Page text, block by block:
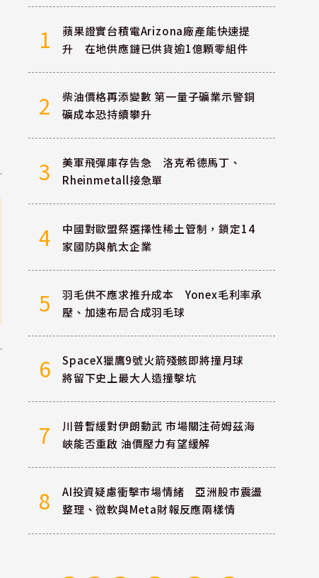
1
蘋果證實台積電Arizona廠產能快速提
升 在地供應鏈已供貨逾1億顆零組件
2
柴油價格再添變數 第一量子礦業示警銅
礦成本恐持續攀升
3
美軍飛彈庫存告急 洛克希德馬丁、
Rheinmetall接急單
4
中國對歐盟祭選擇性稀土管制，鎖定14
家國防與航太企業
5
羽毛供不應求推升成本 Yonex毛利率承
壓、加速布局合成羽毛球
6
SpaceX獵鷹9號火箭殘骸即將撞月球
將留下史上最大人造撞擊坑
7
川普暫緩對伊朗動武 市場關注荷姆茲海
峽能否重啟 油價壓力有望緩解
8
AI投資疑慮衝擊市場情緒 亞洲股市震盪
整理、微軟與Meta財報反應兩樣情